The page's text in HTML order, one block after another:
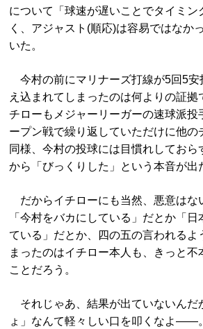
について「球速が遅いことでタイミン
く、アジャスト(順応)は容易ではなか
いた。
今村の前にマリナーズ打線が5回5安
え込まれてしまったのは何よりの証拠
チローもメジャーリーガーの速球派投
ープン戦で繰り返していただけに他の
同様、今村の投球には目慣れしておら
から「びっくりした」という本音が出
だからイチローにも当然、悪意はな
「今村をバカにしている」だとか「
ている」だとか、四の五の言われるよ
まったのはイチロー本人も、きっと不
ことだろう。
それじゃあ、結果が出ていないんだ
ょ」なんて軽々しい口を叩くなよ――